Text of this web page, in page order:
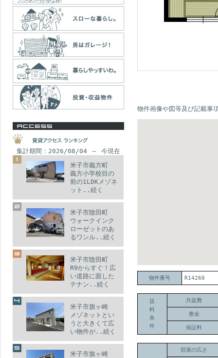
集計期間：2026/08/04 ～ 今現在
米子市義方町
義方小学校目の
前の1LDKメゾネ
ット..続く
米子市陰田町
ウォークインク
ローゼットのあ
るワンル..続く
米子市陰田町
R9からすぐ！広
い道路に面した
テナン..続く
米子市旗ヶ崎
メゾネットとい
うと大きくて広
い物件が..続く
米子市旗ヶ崎
物件画像や図等及び記載事
物件番号 R14260
賃
料
条
件
共益費
敷金
保証料
部屋の広さ